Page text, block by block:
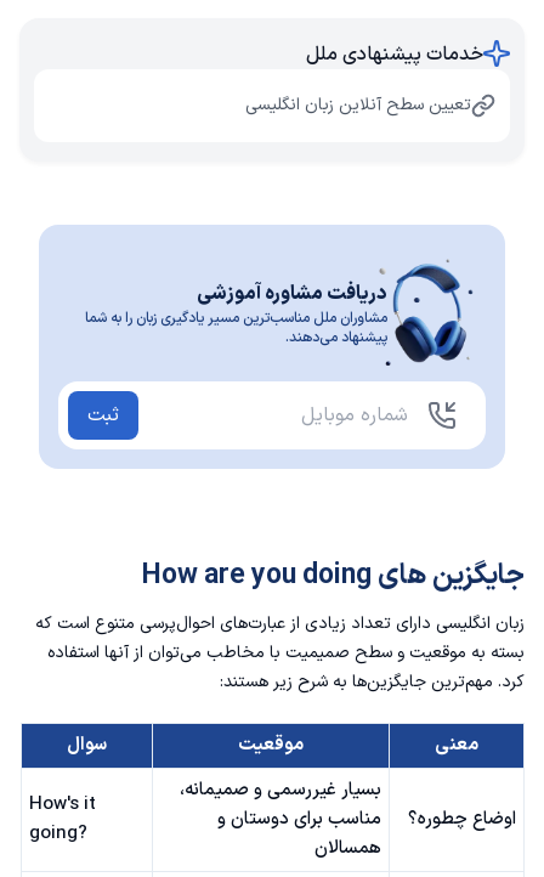
خدمات پیشنهادی ملل
تعیین سطح آنلاین زبان انگلیسی
دریافت مشاوره آموزشی
مشاوران ملل مناسب‌ترین مسیر یادگیری زبان را به شما
پیشنهاد می‌دهند.
ثبت
جایگزین های How are you doing
زبان انگلیسی دارای تعداد زیادی از عبارت‌های احوال‌پرسی متنوع است که
بسته به موقعیت و سطح صمیمیت با مخاطب می‌توان از آنها استفاده
کرد. مهم‌ترین جایگزین‌ها به شرح زیر هستند:
معنی موقعیت سوال
اوضاع چطوره؟
بسیار غیررسمی و صمیمانه،
مناسب برای دوستان و
همسالان
How's it
going?